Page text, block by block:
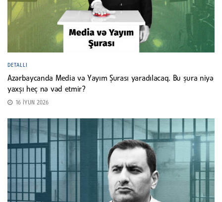
DETALLI
Azərbaycanda Media və Yayım Şurası yaradılacaq. Bu şura niyə
yaxşı heç nə vəd etmir?
16 İYUN 2026